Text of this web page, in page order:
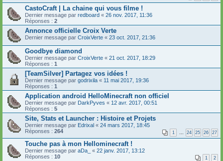
CastoCraft | La chaine qui vous filme !
Dernier message par redboard « 26 nov. 2017, 11:36
Réponses : 2
Annonce officielle Croix Verte
Dernier message par CroixVerte « 23 oct. 2017, 21:36
Goodbye diamond
Dernier message par CroixVerte « 21 oct. 2017, 18:29
Réponses : 1
[TeamSilver] Partagez vos idées !
Dernier message par godrixila « 11 mai 2017, 19:36
Réponses : 1
Application android HelloMinecraft non officiel
Dernier message par DarkPyves « 12 avr. 2017, 00:51
Réponses : 5
Site, Stats et Launcher : Histoire et Projets
Dernier message par Edrixal « 24 mars 2017, 18:45
Réponses : 264 1 … 24 25 26 27
Touche pas à mon Hellominecraft !
Dernier message par aDa_ « 22 janv. 2017, 13:12
Réponses : 10 1 2